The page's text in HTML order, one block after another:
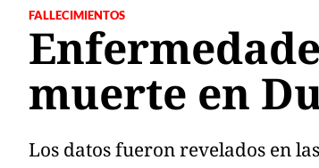
FALLECIMIENTOS
muerte en
Los datos fueron revelados en